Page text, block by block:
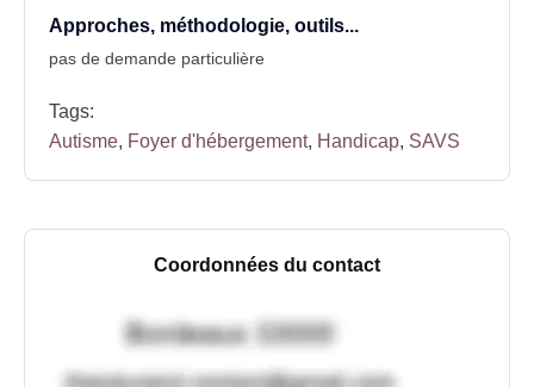
Approches, méthodologie, outils...
pas de demande particulière
Tags:
Autisme, Foyer d'hébergement, Handicap, SAVS
Coordonnées du contact